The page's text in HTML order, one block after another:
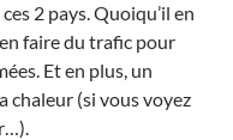
2 pays. Quoiqu’il en
faire du trafic pour
Et en plus, un
chaleur (si vous voyez